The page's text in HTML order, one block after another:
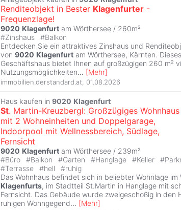
Renditeobjekt in Bester Klagenfurter -
Frequenzlage!
9020 Klagenfurt am Wörthersee / 260m²
#Zinshaus #Balkon
Entdecken Sie ein attraktives Zinshaus und
von 9020 Klagenfurt am Wörthersee, Kärnten.
Geschäftshaus bietet Ihnen auf großzügigen 260 m²
Nutzungsmöglichkeiten... [Mehr]
immobilien.derstandard.at 01.08.2026
Haus kaufen in 9020 Klagenfurt
St. Martin-Kreuzbergl: Großzügiges Wohnhaus
mit 2 Wohneinheiten und Doppelgarage,
Indoorpool mit Wellnessbereich, Südlage,
Fernsicht
9020 Klagenfurt am Wörthersee / 239m²
#Büro #Balkon #Garten #Hanglage #Keller #
#Terrasse #hell #ruhig
Das Wohnhaus befindet sich in beliebter Wohnlage im
Klagenfurts, im Stadtteil St.Martin in Hanglage mit
Fernsicht. Das Gebäude wurde zweigeschoßig in den
ruhigen Wohngegend... [Mehr]